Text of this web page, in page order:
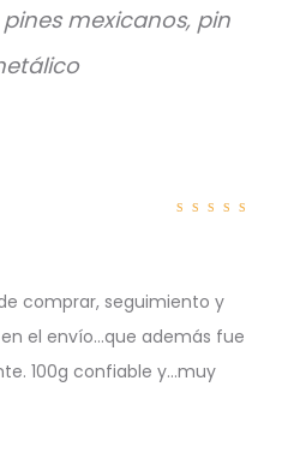
mexicanos, pin
comprar, seguimiento y
el envío…que además fue
100g confiable y…muy